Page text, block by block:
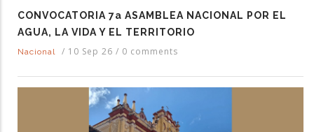
CONVOCATORIA 7a ASAMBLEA NACIONAL POR EL
AGUA, LA VIDA Y EL TERRITORIO
Nacional / 10 Sep 26 / 0 comments